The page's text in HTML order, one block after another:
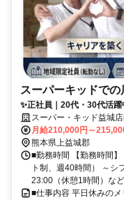
スーパーキッドでの
✨正社員｜20代・30代活躍
スーパー・キッド益城
月給210,000円～
熊本県上益城郡
■勤務時間 【勤務時間
ト制、週40時間） ～シ
23:00（休憩1時間）な
■仕事内容 平日休みの